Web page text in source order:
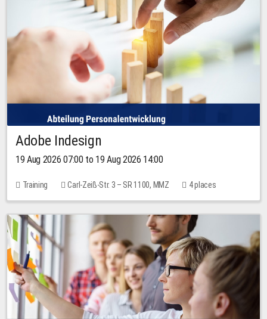
Adobe Indesign
19 Aug 2026 07:00 to 19 Aug 2026 14:00
Training Carl-Zeiß-Str. 3 – SR 1100, MMZ 4 places